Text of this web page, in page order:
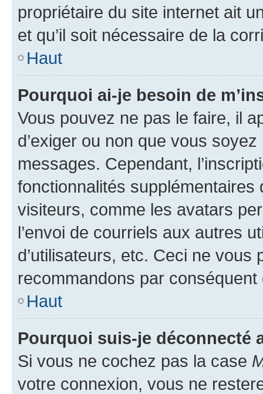
propriétaire du site internet ait
et qu’il soit nécessaire de la
Haut
Pourquoi ai-je besoin de
Vous pouvez ne pas le faire, il
d’exiger ou non que vous
messages. Cependant,
fonctionnalités
visiteurs, comme les avatars
l’envoi de courriels aux autres
d’utilisateurs, etc. Ceci ne vous
recommandons par conséquent
Haut
Pourquoi suis-je déconnecté
Si vous ne cochez pas la case
votre connexion, vous ne